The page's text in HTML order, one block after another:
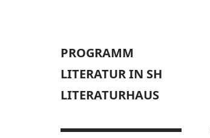
PROGRAMM
LITERATUR IN SH
LITERATURHAUS